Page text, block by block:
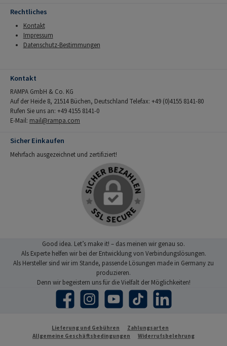
Rechtliches
Kontakt
Impressum
Datenschutz-Bestimmungen
Kontakt
RAMPA GmbH & Co. KG
Auf der Heide 8, 21514 Büchen, Deutschland Telefax: +49 (0)4155 8141-80
Rufen Sie uns an: +49 4155 8141-0
E-Mail: mail@rampa.com
Sicher Einkaufen
Mehrfach ausgezeichnet und zertifiziert!
Good idea. Let’s make it! – das meinen wir genau so.
Als Experte helfen wir bei der Entwicklung von Verbindungslösungen.
Als Hersteller sind wir im Stande, passende Lösungen made in Germany zu
produzieren.
Denn wir begeistern uns für die Vielfalt der Möglichkeiten!
Facebook Instagram YouTube TikTok LinkedIn
Lieferung und Gebühren
Zahlungsarten
Allgemeine Geschäftsbedingungen
Widerrufsbelehrung